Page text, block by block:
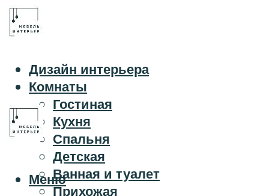
Дизайн интерьера
Комнаты
Гостиная
Кухня
Спальня
Детская
Ванная и туалет
Прихожая
Меню